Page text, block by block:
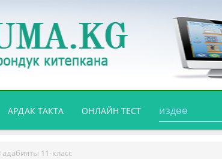
АРДАК ТАКТА ОНЛАЙН ТЕСТ
11-класс